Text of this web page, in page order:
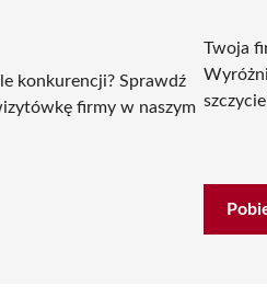
konkurencji? Sprawdź
firmy w naszym
Twoja